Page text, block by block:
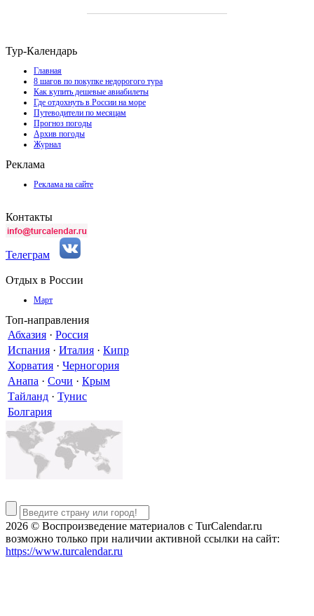
Тур-Календарь
Главная
8 шагов по покупке недорогого тура
Как купить дешевые авиабилеты
Где отдохнуть в России на море
Путеводители по месяцам
Прогноз погоды
Архив погоды
Журнал
Реклама
Реклама на сайте
Контакты
Телеграм
Отдых в России
Март
Топ-направления
Абхазия · Россия
Испания · Италия · Кипр
Хорватия · Черногория
Анапа · Сочи · Крым
Тайланд · Тунис
Болгария
2026 © Воспроизведение материалов c TurCalendar.ru
возможно только при наличии активной ссылки на сайт:
https://www.turcalendar.ru